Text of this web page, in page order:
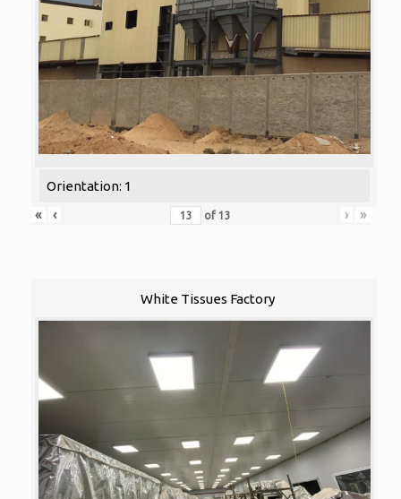
Orientation: 1
«
‹ of 13 › »
White Tissues Factory